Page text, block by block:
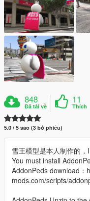
848
Đã tải về
11
Thích
5.0 / 5 sao (3 bỏ phiếu)
雪王模型是本人制作的
You must install
AddonPeds download：
mods.com/scripts/